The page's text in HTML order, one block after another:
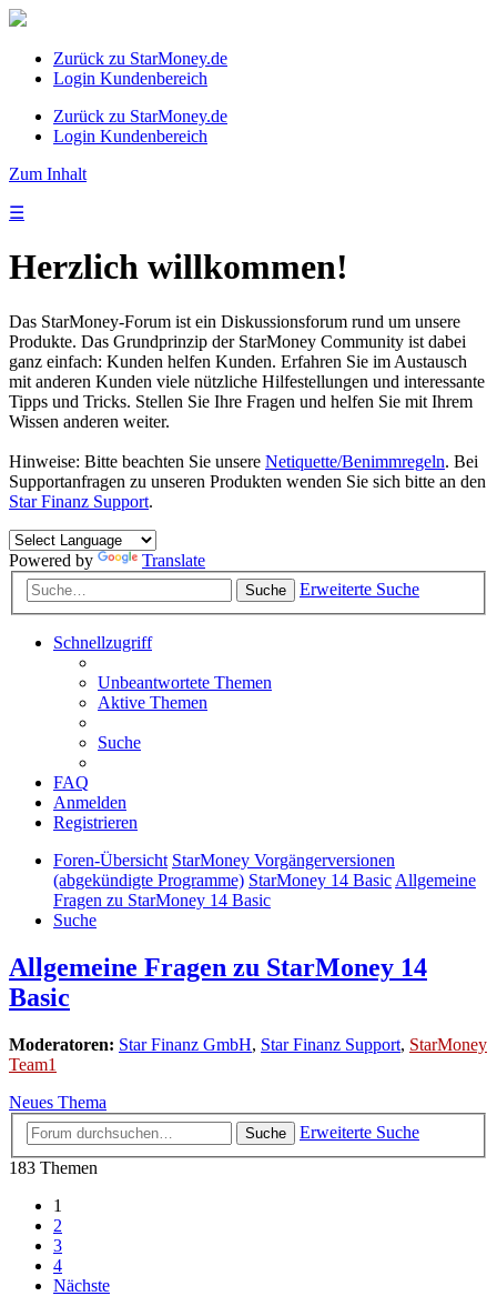
Zurück zu StarMoney.de
Login Kundenbereich
Zurück zu StarMoney.de
Login Kundenbereich
Zum Inhalt
☰
Herzlich willkommen!
Das StarMoney-Forum ist ein Diskussionsforum rund um unsere
Produkte. Das Grundprinzip der StarMoney Community ist dabei
ganz einfach: Kunden helfen Kunden. Erfahren Sie im Austausch
mit anderen Kunden viele nützliche Hilfestellungen und interessante
Tipps und Tricks. Stellen Sie Ihre Fragen und helfen Sie mit Ihrem
Wissen anderen weiter.
Hinweise: Bitte beachten Sie unsere Netiquette/Benimmregeln. Bei
Supportanfragen zu unseren Produkten wenden Sie sich bitte an den
Star Finanz Support.
Powered by Translate
Suche Erweiterte Suche
Schnellzugriff
Unbeantwortete Themen
Aktive Themen
Suche
FAQ
Anmelden
Registrieren
Foren-Übersicht StarMoney Vorgängerversionen
(abgekündigte Programme) StarMoney 14 BasicAllgemeine
Fragen zu StarMoney 14 Basic
Suche
Allgemeine Fragen zu StarMoney 14
Basic
Moderatoren: Star Finanz GmbH, Star Finanz Support, StarMoney
Team1
Neues Thema
Suche
Erweiterte Suche
183 Themen
1
2
3
4
Nächste